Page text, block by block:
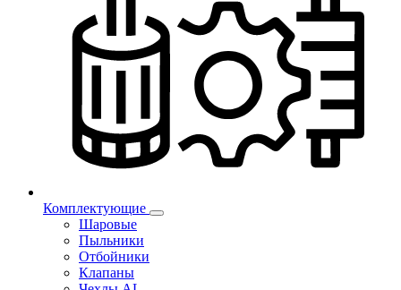
Комплектующие
Шаровые
Пыльники
Отбойники
Клапаны